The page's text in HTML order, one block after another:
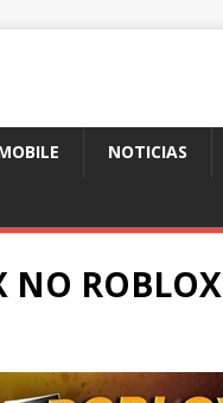
NOTICIAS
NO ROBLOX